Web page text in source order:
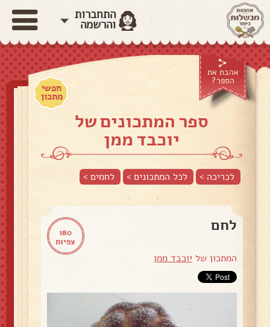
התחברות
והרשמה
אהבת את
הספר?
חפשי
מתכון
ספר המתכונים של
יוכבד ממן
לכריכה > לכל המתכונים > לחמים>
180
צפיות
לחם
המתכון של יוכבד ממן